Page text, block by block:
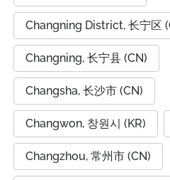
Changning District, 长宁区
Changning, 长宁县 (CN)
Changsha, 长沙市 (CN)
Changwon, 창원시 (KR)
Changzhou, 常州市 (CN)